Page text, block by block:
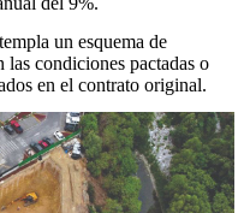
un esquema de
las condiciones pactadas o
en el contrato original.